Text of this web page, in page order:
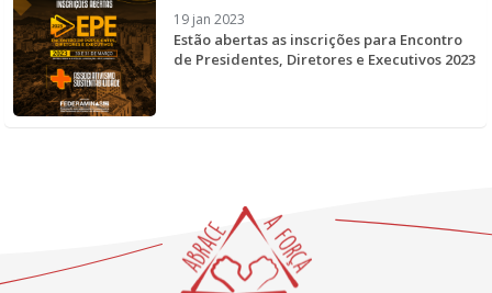
19 jan 2023
Estão abertas as inscrições para Encontro
de Presidentes, Diretores e Executivos 2023